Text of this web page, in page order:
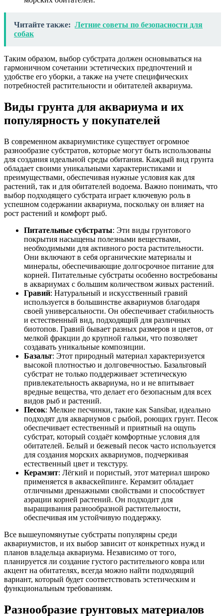
Читайте также: Летние советы по безопасности для
собак
Таким образом, выбор субстрата должен основываться на
гармоничном сочетании эстетических предпочтений и
удобстве его уборки, а также на учете специфических
потребностей растительности и обитателей аквариума.
Виды грунта для аквариума и их
популярность у покупателей
В современном аквариумистике существует огромное
разнообразие субстратов, которые могут быть использованы
для создания идеальной среды обитания. Каждый вид грунта
обладает своими уникальными характеристиками и
преимуществами, обеспечивая нужные условия как для
растений, так и для обитателей водоема. Важно понимать, что
выбор подходящего субстрата играет ключевую роль в
успешном содержании аквариума, поскольку он влияет на
рост растений и комфорт рыб.
Питательные субстраты: Эти виды грунтового
покрытия насыщены полезными веществами,
необходимыми для активного роста растительности.
Они включают в себя органические материалы и
минералы, обеспечивающие долгосрочное питание для
корней. Питательные субстраты особенно востребованы
в аквариумах с большим количеством живых растений.
Гравий: Натуральный и искусственный гравий
используется в большинстве аквариумов благодаря
своей универсальности. Он обеспечивает стабильность
и естественный вид, подходящий для различных
биотопов. Гравий бывает разных размеров и цветов, от
мелкой фракции до крупной гальки, что позволяет
создавать уникальные композиции.
Базальт: Этот природный материал характеризуется
высокой плотностью и долговечностью. Базальтовый
субстрат не только поддерживает эстетическую
привлекательность аквариума, но и не впитывает
вредные вещества, что делает его безопасным для всех
видов рыб и растений.
Песок: Мелкие песчинки, такие как Sansibar, идеально
подходят для аквариумов с рыбой, роющих грунт. Песок
обеспечивает естественный и приятный на ощупь
субстрат, который создаёт комфортные условия для
обитателей. Белый и бежевый песок часто используется
для создания морских аквариумов, подчеркивая
естественный цвет и текстуру.
Керамзит: Лёгкий и пористый, этот материал широко
применяется в акваскейпинге. Керамзит обладает
отличными дренажными свойствами и способствует
аэрации корней растений. Он подходит для
выращивания разнообразной растительности,
обеспечивая им устойчивую поддержку.
Все вышеупомянутые субстраты популярны среди
аквариумистов, и их выбор зависит от конкретных нужд и
планов владельца аквариума. Независимо от того,
планируется ли создание густого растительного ковра или
акцент на обитателях, всегда можно найти подходящий
вариант, который будет соответствовать эстетическим и
функциональным требованиям.
Разнообразие грунтовых материалов